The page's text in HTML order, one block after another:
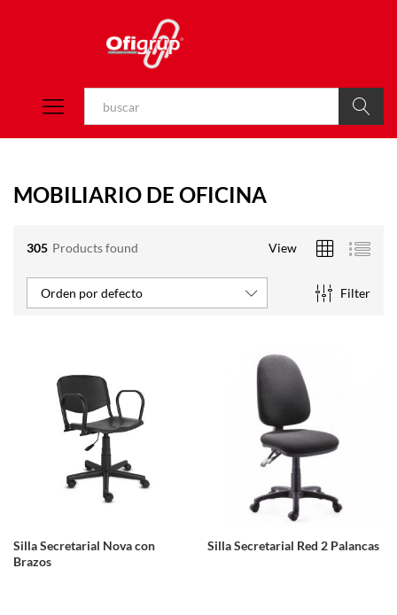
Buscar
MOBILIARIO DE OFICINA
305 Products found View
Filter
Orden por defecto
Silla Secretarial Nova con
Brazos
Silla Secretarial Red 2 Palancas